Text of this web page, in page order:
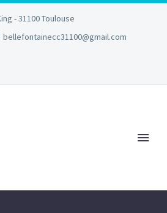
- 31100 Toulouse
bellefontainecc31100@gmail.com